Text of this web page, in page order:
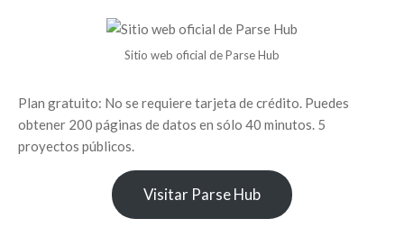
Sitio web oficial de Parse Hub
Plan gratuito: No se requiere tarjeta de crédito. Puedes
obtener 200 páginas de datos en sólo 40 minutos. 5
proyectos públicos.
Visitar Parse Hub